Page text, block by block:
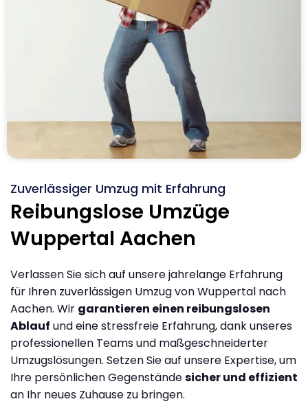
Zuverlässiger Umzug mit Erfahrung
Reibungslose Umzüge
Wuppertal Aachen
Verlassen Sie sich auf unsere jahrelange Erfahrung
für Ihren zuverlässigen Umzug von Wuppertal nach
Aachen. Wir garantieren einen reibungslosen
Ablauf und eine stressfreie Erfahrung, dank unseres
professionellen Teams und maßgeschneiderter
Umzugslösungen. Setzen Sie auf unsere Expertise, um
Ihre persönlichen Gegenständesicher und effizient
an Ihr neues Zuhause zu bringen.